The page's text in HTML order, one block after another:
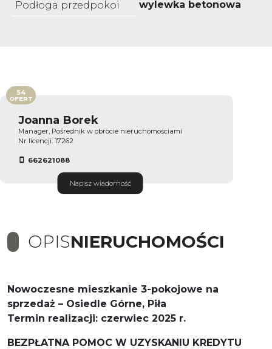
Podłoga przedpokoi wylewka betonowa
Joanna Borek
Manager, Pośrednik w obrocie nieruchomościami
Nr licencji: 17262
662621088
Napisz wiadomość
54
OFERT
OPISNIERUCHOMOŚCI
Nowoczesne mieszkanie 3-pokojowe na
sprzedaż – Osiedle Górne, Piła
Termin realizacji: czerwiec 2025 r.
BEZPŁATNA POMOC W UZYSKANIU KREDYTU